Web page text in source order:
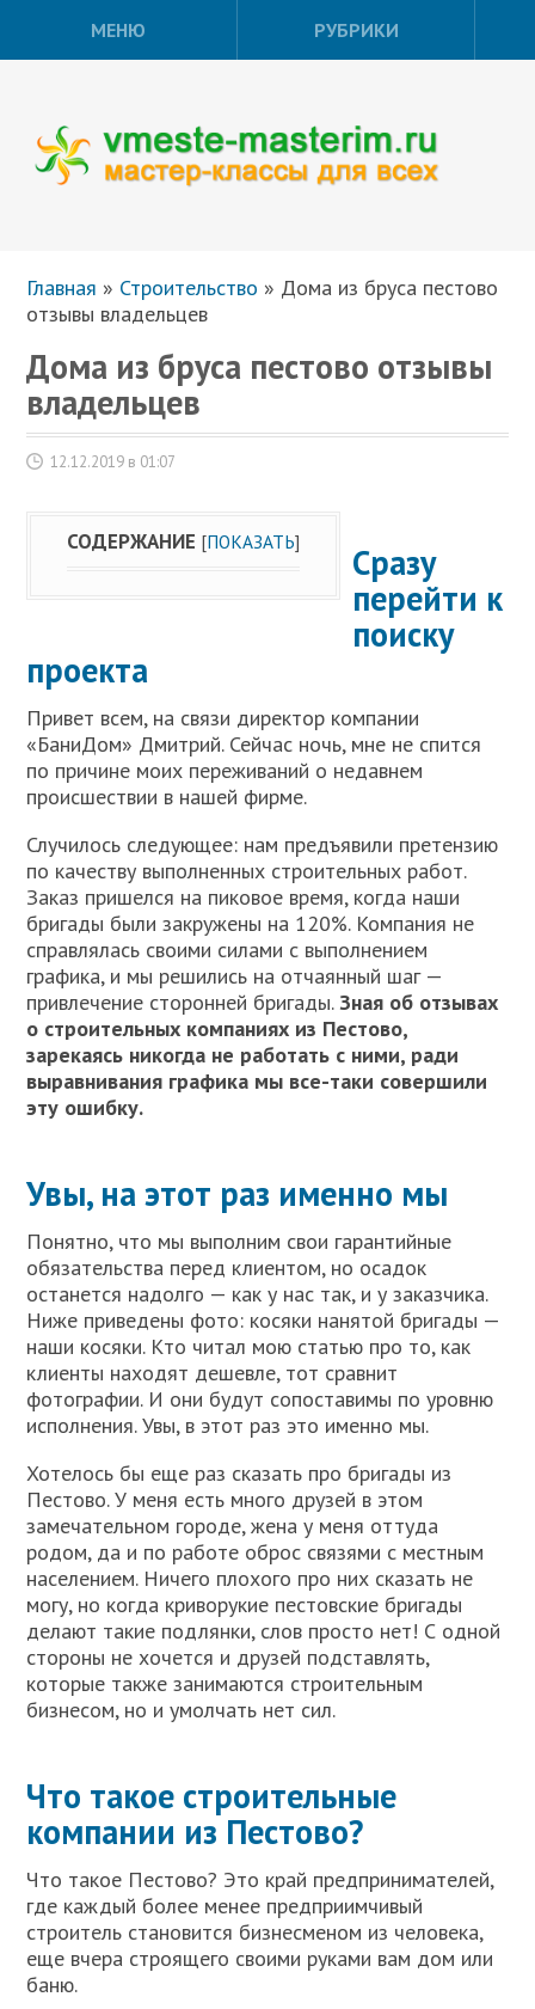
МЕНЮ РУБРИКИ
Главная » Строительство » Дома из бруса пестово
отзывы владельцев
Дома из бруса пестово отзывы
владельцев
12.12.2019 в 01:07
СОДЕРЖАНИЕ [ПОКАЗАТЬ]
Сразу
перейти к
поиску
проекта
Привет всем, на связи директор компании
«БаниДом» Дмитрий. Сейчас ночь, мне не спится
по причине моих переживаний о недавнем
происшествии в нашей фирме.
Случилось следующее: нам предъявили претензию
по качеству выполненных строительных работ.
Заказ пришелся на пиковое время, когда наши
бригады были закружены на 120%. Компания не
справлялась своими силами с выполнением
графика, и мы решились на отчаянный шаг —
привлечение сторонней бригады.Зная об отзывах
о строительных компаниях из Пестово,
зарекаясь никогда не работать с ними, ради
выравнивания графика мы все-таки совершили
эту ошибку.
Увы, на этот раз именно мы
Понятно, что мы выполним свои гарантийные
обязательства перед клиентом, но осадок
останется надолго — как у нас так, и у заказчика.
Ниже приведены фото: косяки нанятой бригады —
наши косяки. Кто читал мою статью про то, как
клиенты находят дешевле, тот сравнит
фотографии. И они будут сопоставимы по уровню
исполнения. Увы, в этот раз это именно мы.
Хотелось бы еще раз сказать про бригады из
Пестово. У меня есть много друзей в этом
замечательном городе, жена у меня оттуда
родом, да и по работе оброс связями с местным
населением. Ничего плохого про них сказать не
могу, но когда криворукие пестовские бригады
делают такие подлянки, слов просто нет! С одной
стороны не хочется и друзей подставлять,
которые также занимаются строительным
бизнесом, но и умолчать нет сил.
Что такое строительные
компании из Пестово?
Что такое Пестово? Это край предпринимателей,
где каждый более менее предприимчивый
строитель становится бизнесменом из человека,
еще вчера строящего своими руками вам дом или
баню.